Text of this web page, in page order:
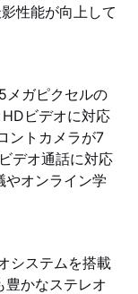
性能が向上して
メガピクセルの
ビデオに対応
ントカメラが7
デオ通話に対応
やオンライン学
システムを搭載
豊かなステレオ